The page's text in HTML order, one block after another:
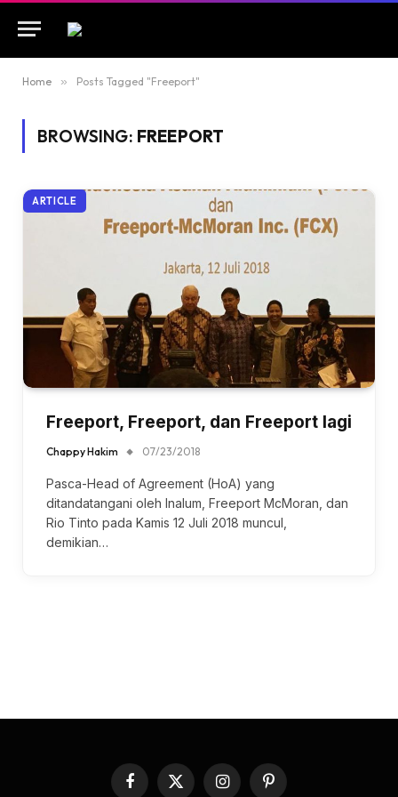
Home » Posts Tagged "Freeport"
BROWSING: FREEPORT
ARTICLE
Freeport, Freeport, dan Freeport lagi
Chappy Hakim 07/23/2018
Pasca-Head of Agreement (HoA) yang
ditandatangani oleh Inalum, Freeport McMoran, dan
Rio Tinto pada Kamis 12 Juli 2018 muncul,
demikian…
Facebook
X InstagramPinterest